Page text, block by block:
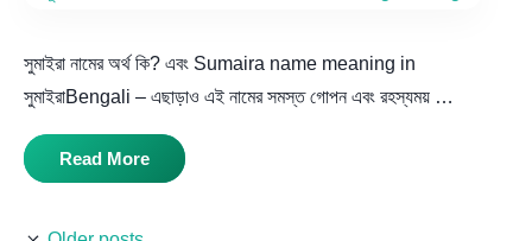
সুমাইরা নামের অর্থ কি? এবং Sumaira name meaning in
সুমাইরাBengali – এছাড়াও এই নামের সমস্ত গোপন এবং রহস্যময় …
Read More